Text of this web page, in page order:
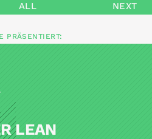
ALL NEXT
PRÄSENTIERT:
LEAN